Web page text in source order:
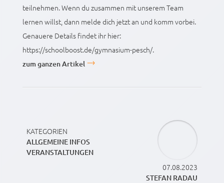
teilnehmen. Wenn du zusammen mit unserem Team
lernen willst, dann melde dich jetzt an und komm vorbei.
Genauere Details findet ihr hier:
https://schoolboost.de/gymnasium-pesch/.
zum ganzen Artikel
KATEGORIEN
ALLGEMEINE INFOS
VERANSTALTUNGEN
07.08.2023
STEFAN RADAU